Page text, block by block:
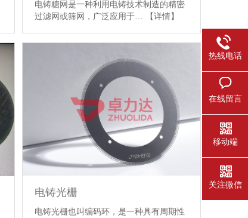
电铸糖网是一种利用电铸技术制造的精密
过滤网或筛网，广泛应用于…
【详情】
电铸光栅
电铸光栅也叫编码环，是一种具有周期性
热线电话
在线留言
移动端
关注微信